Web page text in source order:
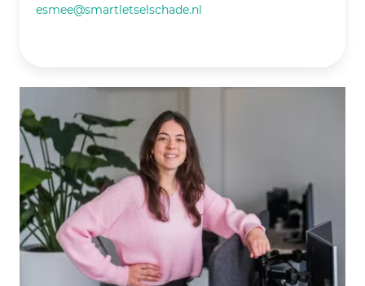
esmee@smartletselschade.nl